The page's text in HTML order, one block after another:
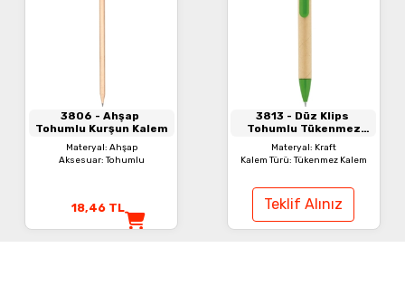
3806 - Ahşap
Tohumlu Kurşun Kalem
Materyal: Ahşap
Aksesuar: Tohumlu
18,46 TL
3813 - Düz Klips
Tohumlu Tükenmez
Kalem
Materyal: Kraft
Kalem Türü: Tükenmez Kalem
Teklif Alınız